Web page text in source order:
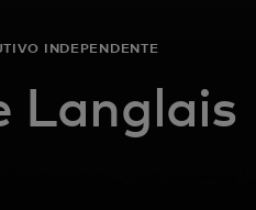
INDEPENDENTE
Langlais